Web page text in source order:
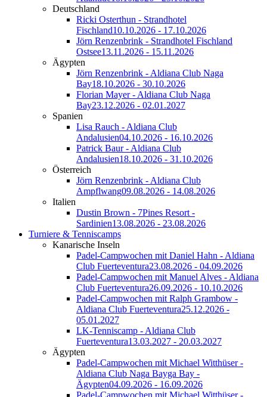
Deutschland
Ricki Osterthun - Strandhotel
Fischland10.10.2026 - 17.10.2026
Jörn Renzenbrink - Strandhotel Fischland
Ostsee13.11.2026 - 15.11.2026
Ägypten
Jörn Renzenbrink - Aldiana Club Naga
Bay18.10.2026 - 30.10.2026
Florian Mayer - Aldiana Club Naga
Bay23.12.2026 - 02.01.2027
Spanien
Lisa Rauch - Aldiana Club
Andalusien04.10.2026 - 16.10.2026
Patrick Baur - Aldiana Club
Andalusien18.10.2026 - 31.10.2026
Österreich
Jörn Renzenbrink - Aldiana Club
Ampflwang09.08.2026 - 14.08.2026
Italien
Dustin Brown - 7Pines Resort -
Sardinien13.08.2026 - 23.08.2026
Turniere & Tenniscamps
Kanarische Inseln
Padel-Campwochen mit Daniel Hahn - Aldiana
Club Fuerteventura23.08.2026 - 04.09.2026
Padel-Campwochen mit Manuel Alves - Aldiana
Club Fuerteventura26.09.2026 - 10.10.2026
Padel-Campwochen mit Ralph Grambow -
Aldiana Club Fuerteventura25.12.2026 -
05.01.2027
LK-Tenniscamp - Aldiana Club
Fuerteventura13.03.2027 - 20.03.2027
Ägypten
Padel-Campwochen mit Michael Witthüser -
Aldiana Club Naga Bayga Bay -
Ägypten04.09.2026 - 16.09.2026
Padel-Campwochen mit Michael Witthüser -